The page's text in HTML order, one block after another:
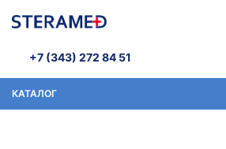
+7 (343) 272 84 51
КАТАЛОГ